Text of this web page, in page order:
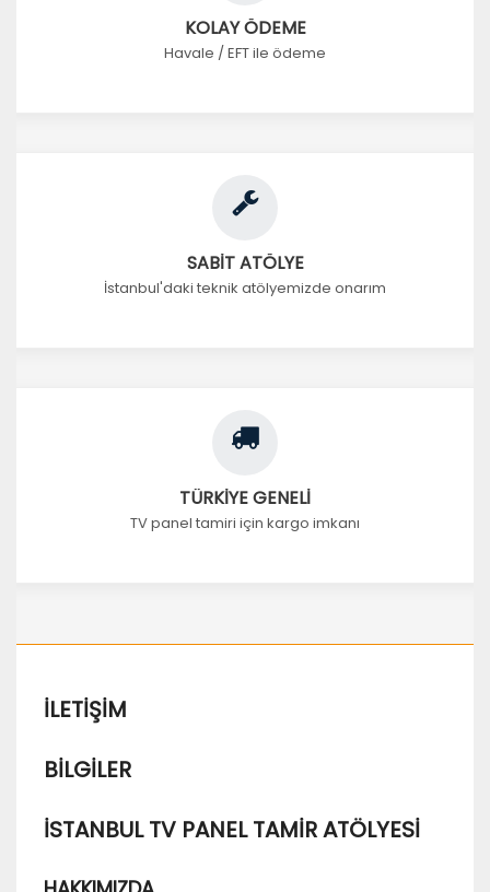
KOLAY ÖDEME
Havale / EFT ile ödeme
SABİT ATÖLYE
İstanbul'daki teknik atölyemizde onarım
TÜRKİYE GENELİ
TV panel tamiri için kargo imkanı
İLETIŞIM
BILGILER
İSTANBUL TV PANEL TAMIR ATÖLYESI